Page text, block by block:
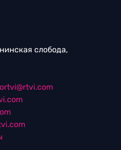
слобода,